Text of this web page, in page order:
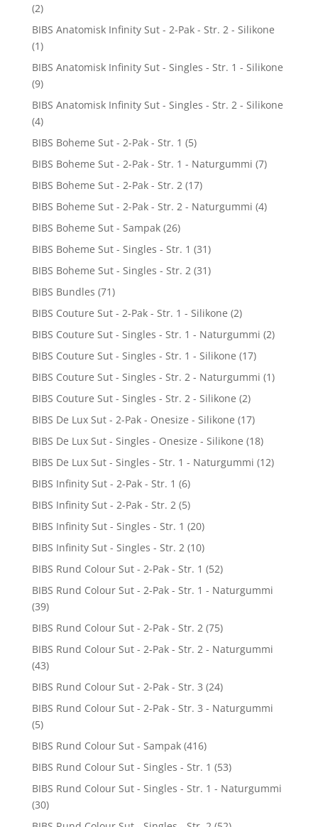
(2)
BIBS Anatomisk Infinity Sut - 2-Pak - Str. 2 - Silikone
(1)
BIBS Anatomisk Infinity Sut - Singles - Str. 1 - Silikone
(9)
BIBS Anatomisk Infinity Sut - Singles - Str. 2 - Silikone
(4)
BIBS Boheme Sut - 2-Pak - Str. 1 (5)
BIBS Boheme Sut - 2-Pak - Str. 1 - Naturgummi (7)
BIBS Boheme Sut - 2-Pak - Str. 2 (17)
BIBS Boheme Sut - 2-Pak - Str. 2 - Naturgummi (4)
BIBS Boheme Sut - Sampak (26)
BIBS Boheme Sut - Singles - Str. 1 (31)
BIBS Boheme Sut - Singles - Str. 2 (31)
BIBS Bundles (71)
BIBS Couture Sut - 2-Pak - Str. 1 - Silikone (2)
BIBS Couture Sut - Singles - Str. 1 - Naturgummi (2)
BIBS Couture Sut - Singles - Str. 1 - Silikone (17)
BIBS Couture Sut - Singles - Str. 2 - Naturgummi (1)
BIBS Couture Sut - Singles - Str. 2 - Silikone (2)
BIBS De Lux Sut - 2-Pak - Onesize - Silikone (17)
BIBS De Lux Sut - Singles - Onesize - Silikone (18)
BIBS De Lux Sut - Singles - Str. 1 - Naturgummi (12)
BIBS Infinity Sut - 2-Pak - Str. 1 (6)
BIBS Infinity Sut - 2-Pak - Str. 2 (5)
BIBS Infinity Sut - Singles - Str. 1 (20)
BIBS Infinity Sut - Singles - Str. 2 (10)
BIBS Rund Colour Sut - 2-Pak - Str. 1 (52)
BIBS Rund Colour Sut - 2-Pak - Str. 1 - Naturgummi
(39)
BIBS Rund Colour Sut - 2-Pak - Str. 2 (75)
BIBS Rund Colour Sut - 2-Pak - Str. 2 - Naturgummi
(43)
BIBS Rund Colour Sut - 2-Pak - Str. 3 (24)
BIBS Rund Colour Sut - 2-Pak - Str. 3 - Naturgummi
(5)
BIBS Rund Colour Sut - Sampak (416)
BIBS Rund Colour Sut - Singles - Str. 1 (53)
BIBS Rund Colour Sut - Singles - Str. 1 - Naturgummi
(30)